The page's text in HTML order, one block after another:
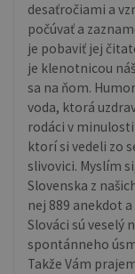
desaťročiami a
počúvať a
je pobaviť jej
je klenotnicou
sa na ňom.
voda, ktorá
rodáci v
ktorí si vedeli zo
slivovici. Myslím
Slovenska z
nej 889 anekdot
Slováci sú veselý
spontánneho
Takže Vám